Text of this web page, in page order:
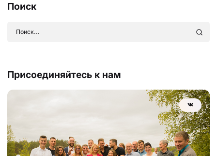
Поиск
Присоединяйтесь к нам